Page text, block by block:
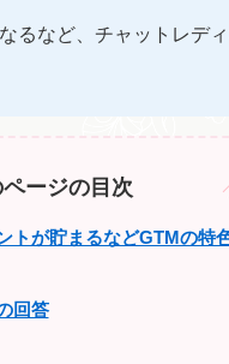
るなど、チャットレデ
ページの目次
トが貯まるなどGTMの特
回答